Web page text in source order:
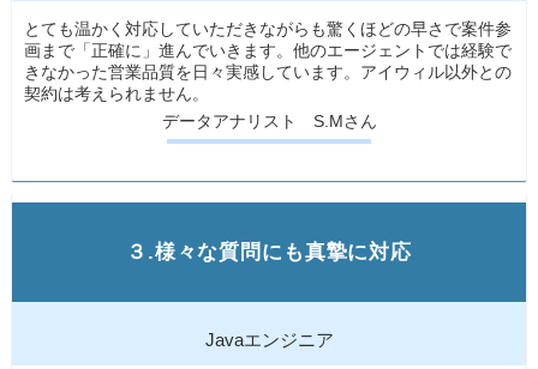
とても温かく対応していただきながらも驚くほどの早さで案件参
画まで「正確に」進んでいきます。他のエージェントでは経験で
きなかった営業品質を日々実感しています。アイウィル以外との
契約は考えられません。
データアナリスト S.Mさん
３.様々な質問にも真摯に対応
Javaエンジニア